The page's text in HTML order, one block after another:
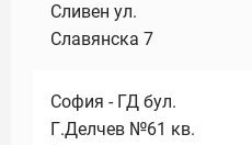
Сливен ул.
Славянска 7
София - ГД бул.
Г.Делчев №61 кв.